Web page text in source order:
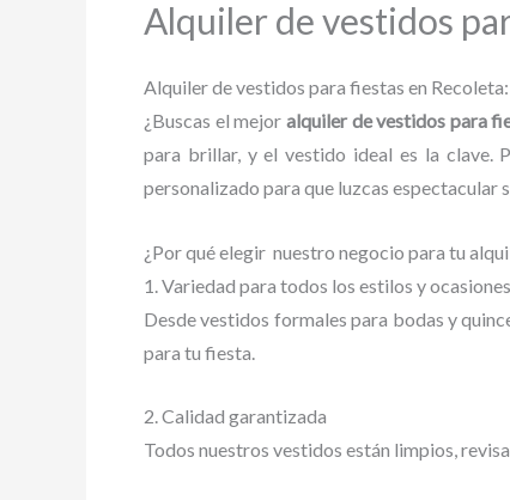
Alquiler de vestidos
Alquiler de vestidos para fiestas en
¿Buscas el mejor alquiler de vestidos para
para brillar, y el vestido ideal es la clave.
personalizado para que luzcas espectacular
¿Por qué elegir nuestro negocio para tu
1. Variedad para todos los estilos y ocasiones
Desde vestidos formales para bodas y
para tu fiesta.
2. Calidad garantizada
Todos nuestros vestidos están limpios,